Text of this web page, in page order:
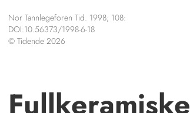
Nor Tannlegeforen Tid. 1998; 108:
DOI:10.56373/1998-6-18
© Tidende 2026
Fullkeramiske